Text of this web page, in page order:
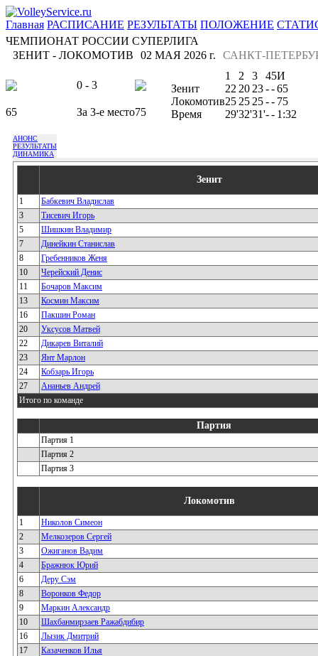
Главная РАСПИСАНИЕ РЕЗУЛЬТАТЫ ПОЛОЖЕНИЕ
ЧЕМПИОНАТ РОССИИ СУПЕРЛИГА
ЗЕНИТ - ЛОКОМОТИВ
САНКТ-
02 МАЯ 2026 г.
0 - 3
65 За 3-е место75
1 2 3 45И
Зенит
22 20 23--65
Локомотив25 25 25-- 75
Время
29'32'31'-- 1:32
АНОНС
РЕЗУЛЬТАТЫ
ДИНАМИКА
Зенит
1
Бабкевич Владислав
3
Тисевич Игорь
5
Шишкин Владимир
7
Динейкин Станислав
8
Гребенников Женя
10
Черейский Денис
11
Бочаров Максим
13
Космин Максим
16
Пакшин Роман
20
Уксусов Матвей
22
Дикарев Виталий
23
Янт Марлон
24
Кобзарь Игорь
27
Ананьев Андрей
Итого по команде
Партия
Партия 1
Партия 2
Партия 3
Локомотив
1
Николов Симеон
2
Мелкозеров Сергей
3
Ожиганов Вадим
4
Бражнюк Юрий
6
Деру Сэм
8
Воронков Федор
9
Маркин Александр
10
Шахбанмирзаев Ражабдибир
16
Лызик Дмитрий
17
Казаченков Илья